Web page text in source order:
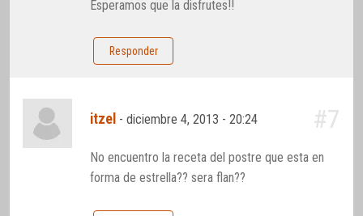
Esperamos que la disfrutes!!
Responder
itzel -diciembre 4, 2013 - 20:24 #7
No encuentro la receta del postre que esta en
forma de estrella?? sera flan??